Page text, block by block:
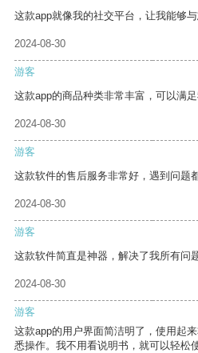
这款app就像我的社交平台，让我能够
2024-08-30
游客
这款app的商品种类非常丰富，可以满足
2024-08-30
游客
这款软件的售后服务非常好，遇到问题
2024-08-30
游客
这款软件简直是神器，解决了我所有问题
2024-08-30
游客
这款app的用户界面简洁明了，使用起
悉操作。我不用看说明书，就可以轻松